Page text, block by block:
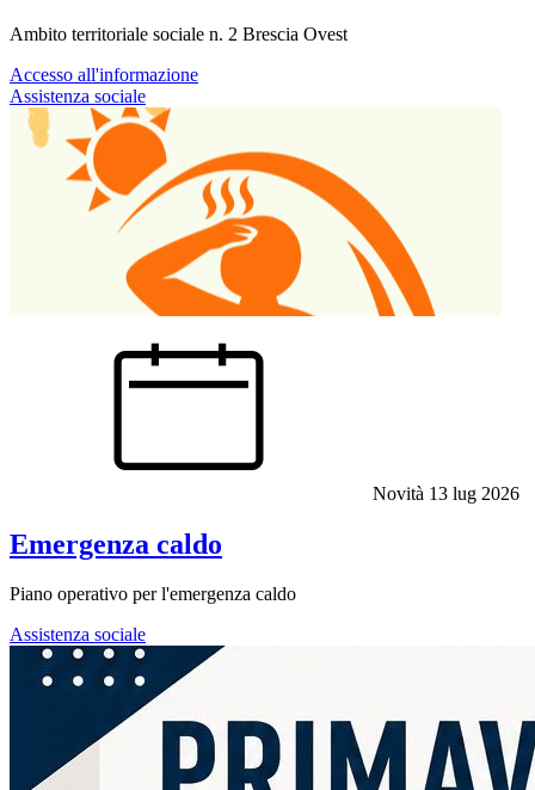
Ambito territoriale sociale n. 2 Brescia Ovest
Accesso all'informazione
Assistenza sociale
Novità 13 lug 2026
Emergenza caldo
Piano operativo per l'emergenza caldo
Assistenza sociale